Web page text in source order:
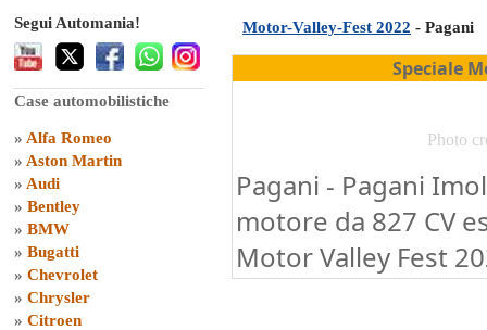
Segui Automania!
Case automobilistiche
» Alfa Romeo
» Aston Martin
» Audi
» Bentley
» BMW
» Bugatti
» Chevrolet
» Chrysler
» Citroen
Motor-Valley-Fest 2022 - Pagani
Speciale
Photo
Pagani - Pagani
motore da 827 CV
Motor Valley Fest